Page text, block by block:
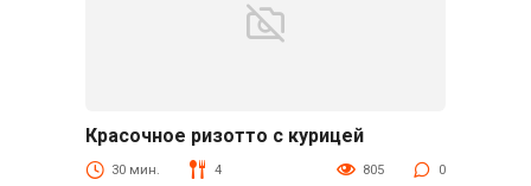
Блюда из мяса птицы
Красочное ризотто с курицей
30 мин. 4 805 0